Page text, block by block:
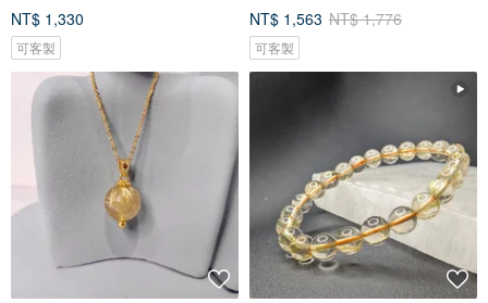
NT$ 1,330
可客製
NT$ 1,563 NT$ 1,776
可客製